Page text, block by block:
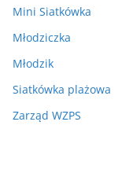
Mini Siatkówka
Młodziczka
Młodzik
Siatkówka plażowa
Zarząd WZPS